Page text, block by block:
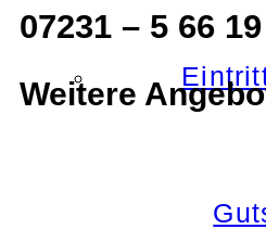
07231 – 5 66
Weitere